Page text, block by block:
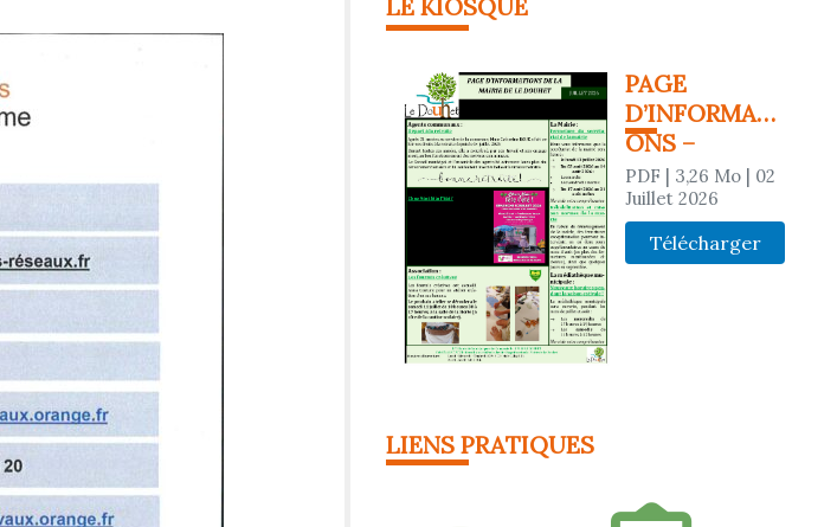
LE KIOSQUE
PAGE
D’INFORMATI
ONS –
JUILLET 2026
PDF | 3,26 Mo | 02
Juillet 2026
Télécharger
LIENS PRATIQUES